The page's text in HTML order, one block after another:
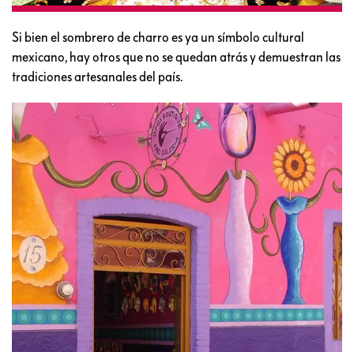
Si bien el sombrero de charro es ya un símbolo cultural
mexicano, hay otros que no se quedan atrás y demuestran las
tradiciones artesanales del país.